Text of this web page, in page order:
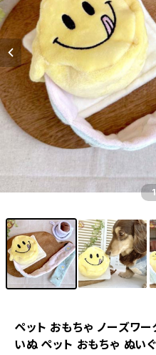
ペット おもちゃ ノーズワ
いぬ ペット おもちゃ ぬい